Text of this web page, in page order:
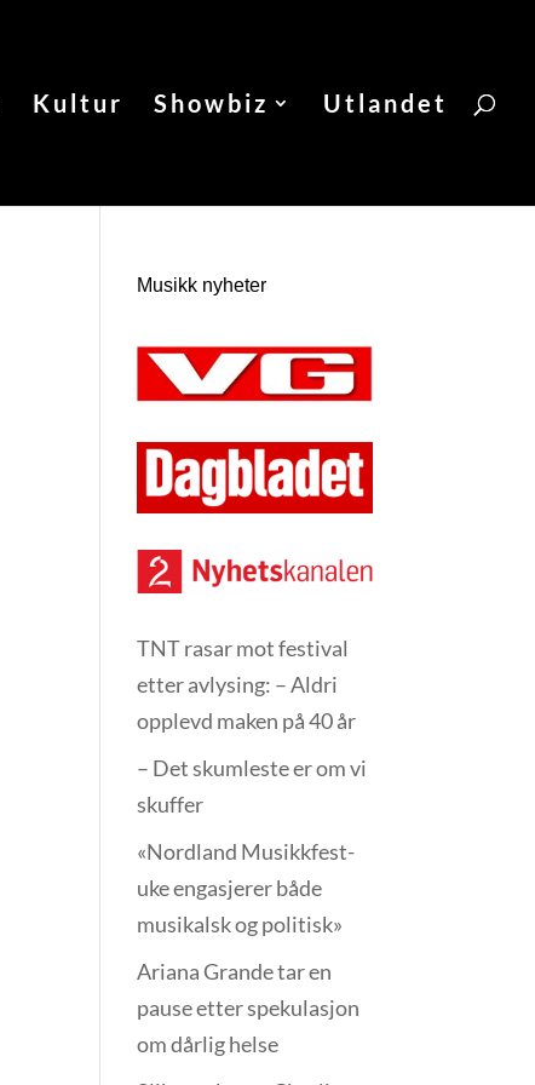
Kultur Showbiz Utlandet
Musikk nyheter
TNT rasar mot festival
etter avlysing: – Aldri
opplevd maken på 40 år
– Det skumleste er om vi
skuffer
«Nordland Musikkfest­
uke engasjerer både
musikalsk og politisk»
Ariana Grande tar en
pause etter spekulasjon
om dårlig helse